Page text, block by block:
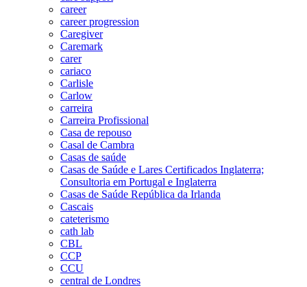
career
career progression
Caregiver
Caremark
carer
cariaco
Carlisle
Carlow
carreira
Carreira Profissional
Casa de repouso
Casal de Cambra
Casas de saúde
Casas de Saúde e Lares Certificados Inglaterra;
Consultoria em Portugal e Inglaterra
Casas de Saúde República da Irlanda
Cascais
cateterismo
cath lab
CBL
CCP
CCU
central de Londres